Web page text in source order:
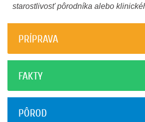
starostlivosť pôrodníka alebo
PRÍPRAVA
FAKTY
PÔROD